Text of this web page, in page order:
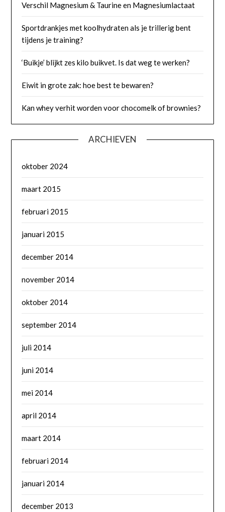
Verschil Magnesium & Taurine en Magnesiumlactaat
Sportdrankjes met koolhydraten als je trillerig bent
tijdens je training?
‘Buikje’ blijkt zes kilo buikvet. Is dat weg te werken?
Eiwit in grote zak: hoe best te bewaren?
Kan whey verhit worden voor chocomelk of brownies?
ARCHIEVEN
oktober 2024
maart 2015
februari 2015
januari 2015
december 2014
november 2014
oktober 2014
september 2014
juli 2014
juni 2014
mei 2014
april 2014
maart 2014
februari 2014
januari 2014
december 2013